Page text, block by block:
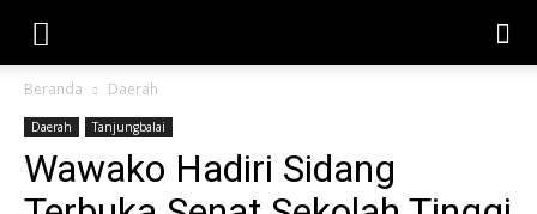
Beranda Daerah
Daerah Tanjungbalai
Wawako Hadiri Sidang